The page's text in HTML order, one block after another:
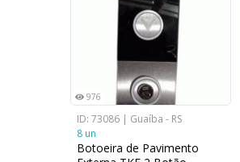
976
ID: 73086 | Guaíba - RS
8 un
Botoeira de Pavimento